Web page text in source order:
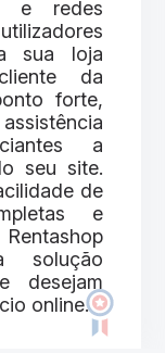
e redes
sua loja
da
forte,
a
seu site.
de
e
solução
desejam
online.